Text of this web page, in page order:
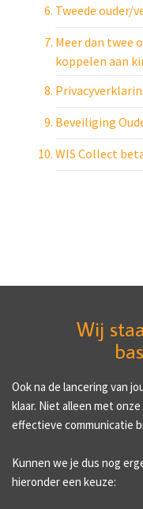
Tweede ouder/
Meer dan twee
koppelen aan
Beveiliging
WIS Collect
Wij
Ook na de lancering van
klaar. Niet alleen met
effectieve communicatie
Kunnen we je dus nog
hieronder een keuze: